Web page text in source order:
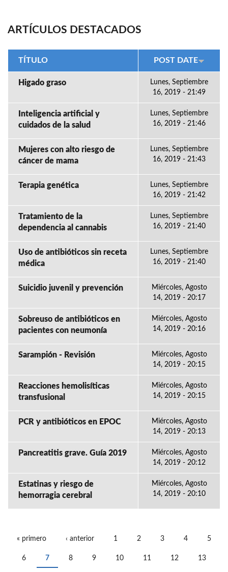
ARTÍCULOS DESTACADOS
TÍTULO POST DATE
Higado graso
Lunes, Septiembre
16, 2019 - 21:49
Inteligencia artificial y
cuidados de la salud
Lunes, Septiembre
16, 2019 - 21:46
Mujeres con alto riesgo de
cáncer de mama
Lunes, Septiembre
16, 2019 - 21:43
Terapia genética
Lunes, Septiembre
16, 2019 - 21:42
Tratamiento de la
dependencia al cannabis
Lunes, Septiembre
16, 2019 - 21:40
Uso de antibióticos sin receta
médica
Lunes, Septiembre
16, 2019 - 21:40
Suicidio juvenil y prevención
Miércoles, Agosto
14, 2019 - 20:17
Sobreuso de antibióticos en
pacientes con neumonía
Miércoles, Agosto
14, 2019 - 20:16
Sarampión - Revisión
Miércoles, Agosto
14, 2019 - 20:15
Reacciones hemolisíticas
transfusional
Miércoles, Agosto
14, 2019 - 20:15
PCR y antibióticos en EPOC
Miércoles, Agosto
14, 2019 - 20:13
Pancreatitis grave. Guía 2019
Miércoles, Agosto
14, 2019 - 20:12
Estatinas y riesgo de
hemorragia cerebral
Miércoles, Agosto
14, 2019 - 20:10
« primero ‹ anterior 1 2 3 4 5
6 7 8 9 10 11 12 13